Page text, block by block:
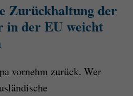
Zurückhaltung der
in der EU weicht
vornehm zurück. Wer